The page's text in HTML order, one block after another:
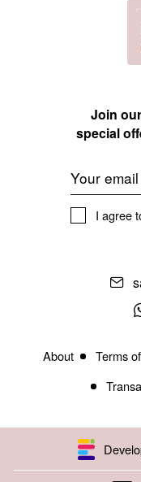
Join
special
Email
I agree
About Terms